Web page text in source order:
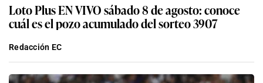
Loto Plus EN VIVO sábado 8 de agosto: conoce
cuál es el pozo acumulado del sorteo 3907
Redacción EC